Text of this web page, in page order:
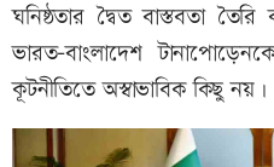
ঘনিষ্ঠতার দ্বৈত বাস্তবতা
ভারত–বাংলাদেশ
কূটনীতিতে অস্বাভাবিক কিছু নয়।